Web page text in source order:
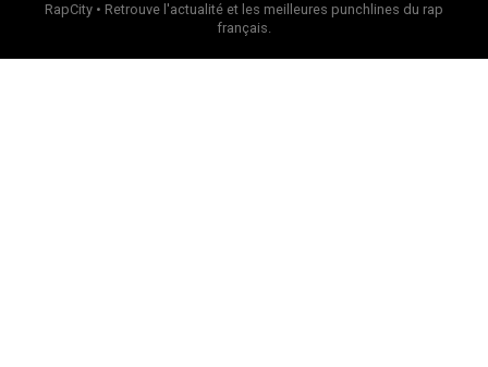
RapCity • Retrouve l'actualité et les meilleures punchlines du rap
français.